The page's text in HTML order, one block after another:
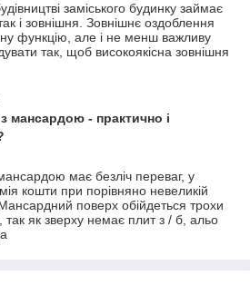
заміського будинку займає
і зовнішня. Зовнішнє оздоблення
функцію, але і не менш важливу
так, щоб високоякісна зовнішня
мансардою - практично і
має безліч переваг, у
кошти при порівняно невеликій
поверх обійдеться трохи
як зверху немає плит з / б, альо